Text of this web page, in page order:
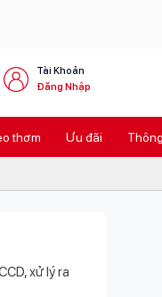
Tài Khoản
Đăng Nhập
thơm Ưu đãi
xử lý ra